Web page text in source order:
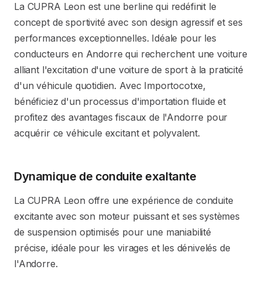
La CUPRA Leon est une berline qui redéfinit le
concept de sportivité avec son design agressif et ses
performances exceptionnelles. Idéale pour les
conducteurs en Andorre qui recherchent une voiture
alliant l'excitation d'une voiture de sport à la praticité
d'un véhicule quotidien. Avec Importocotxe,
bénéficiez d'un processus d'importation fluide et
profitez des avantages fiscaux de l'Andorre pour
acquérir ce véhicule excitant et polyvalent.
Dynamique de conduite exaltante
La CUPRA Leon offre une expérience de conduite
excitante avec son moteur puissant et ses systèmes
de suspension optimisés pour une maniabilité
précise, idéale pour les virages et les dénivelés de
l'Andorre.